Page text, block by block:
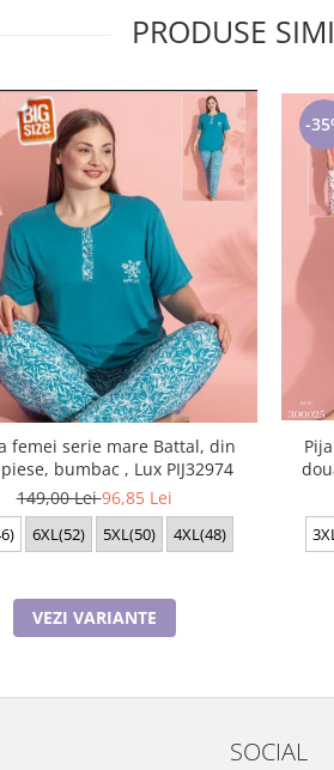
PRODUSE
femei serie mare Battal, din
bumbac , Lux PIJ32974
149,00 Lei96,85 Lei
6XL(52) 5XL(50) 4XL(48)
VEZI VARIANTE
-
SOCIAL